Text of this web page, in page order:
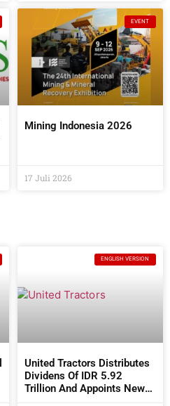
Masyarakat
EVENT
Mining Indonesia 2026
17 Juli 2026
ENGLISH VERSION
United Tractors Distributes
Dividens Of IDR 5.92
Trillion And Appoints New